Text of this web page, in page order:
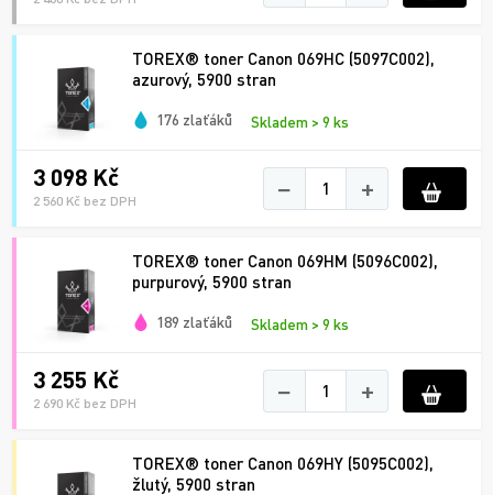
TOREX® toner Canon 069HC (5097C002),
azurový, 5900 stran
176 zlaťáků Skladem > 9 ks
3 098 Kč
2 560 Kč bez DPH − +
TOREX® toner Canon 069HM (5096C002),
purpurový, 5900 stran
189 zlaťáků Skladem > 9 ks
3 255 Kč
2 690 Kč bez DPH − +
TOREX® toner Canon 069HY (5095C002),
žlutý, 5900 stran